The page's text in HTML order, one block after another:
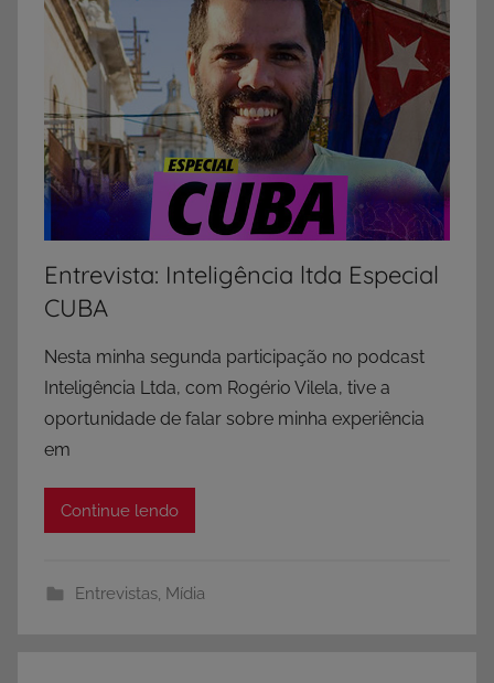
Entrevista: Inteligência ltda Especial
CUBA
Nesta minha segunda participação no podcast
Inteligência Ltda, com Rogério Vilela, tive a
oportunidade de falar sobre minha experiência
em
Continue lendo
Entrevistas, Mídia